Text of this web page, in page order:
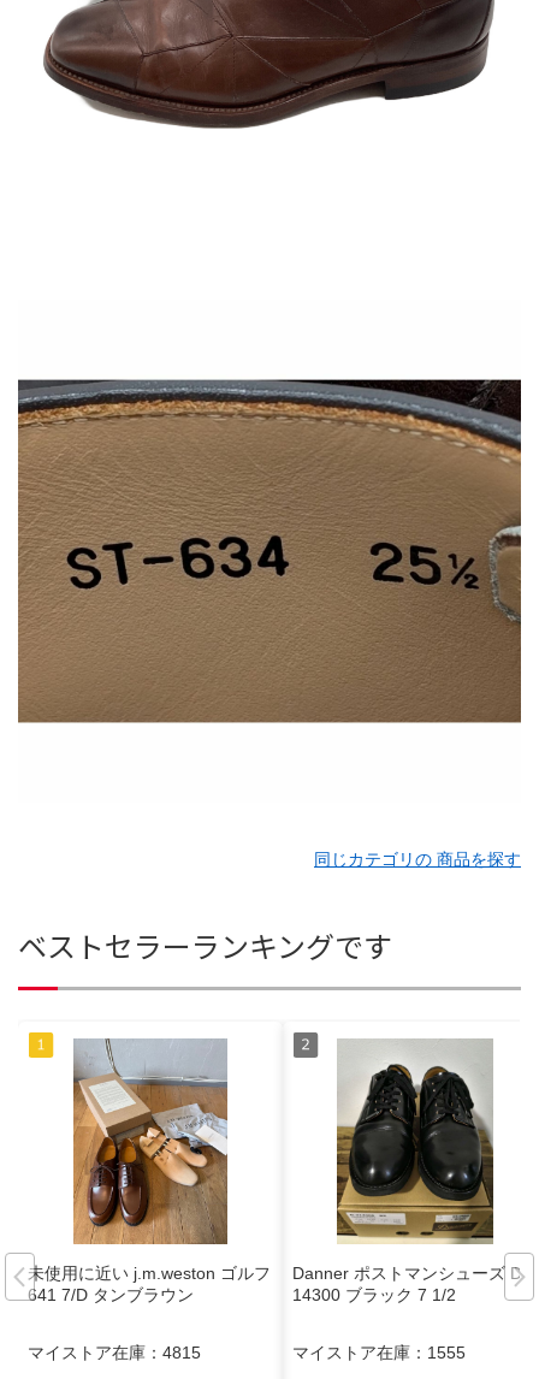
同じカテゴリの 商品を探す
ベストセラーランキングです
未使用に近い j.m.weston ゴルフ
641 7/D タンブラウン
マイストア在庫： 4815
Danner ポストマンシューズ D-2
14300 ブラック 7 1/2
マイストア在庫： 1555